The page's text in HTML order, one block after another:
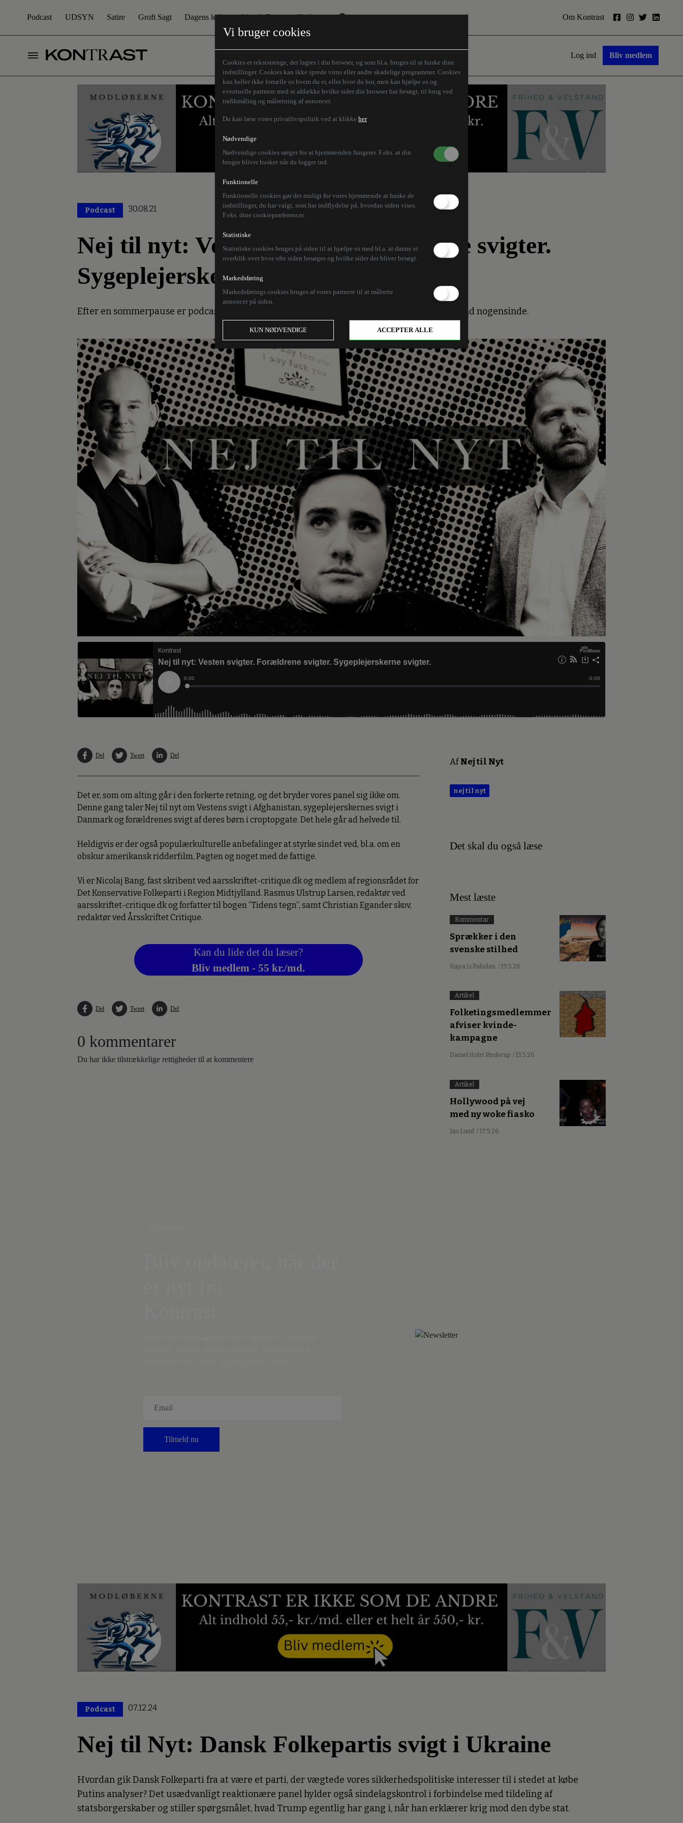
Vi bruger cookies
Cookies er tekststrenge, der lagres i din browser, og som bl.a. bruges til at huske dine
indstillinger. Cookies kan ikke sprede virus eller andre skadelige programmer. Cookies
kan heller ikke fortælle os hvem du er, eller hvor du bor, men kan hjælpe os og
eventuelle partnere med at afdække hvilke sider din browser har besøgt, til brug ved
trafikmåling og målretning af annoncer.
Du kan læse vores privatlivspolitik ved at klikke her
Nødvendige
Nødvendige cookies sørger for at hjemmesiden fungerer. F.eks. at din
bruger bliver husket når du logger ind.
Funktionelle
Funktionelle cookies gør det muligt for vores hjemmeside at huske de
indstillinger, du har valgt, som har indflydelse på, hvordan siden vises.
F.eks. dine cookiepræferencer.
Statistiske
Statistiske cookies bruges på siden til at hjælpe os med bl.a. at danne et
overblik over hvor ofte siden besøges og hvilke sider der bliver besøgt.
Markedsføring
Markedsførings cookies bruges af vores partnere til at målrette
annoncer på siden.
KUN NØDVENDIGE ACCEPTER ALLE
Podcast UDSYN Satire Groft Sagt Dagens leder Aktuelt Tema
Den borgelige brille
Humaniora forfra
Store Danskere
Skribenter
Z-aksen
Om Kontrast
Log ind Bliv medlem
Podcast 30.08.21
Nej til nyt: Vesten svigter. Forældrene svigter.
Sygeplejerskerne svigter.
Efter en sommerpause er podcasten Nej til nyt tilbage, mere vrangvillige og reaktionære end nogensinde.
Del Tweet Del
Det er, som om alting går i den forkerte retning, og det bryder vores panel sig ikke om.
Denne gang taler Nej til nyt om Vestens svigt i Afghanistan, sygeplejerskernes svigt i
Danmark og forældrenes svigt af deres børn i croptopgate. Det hele går ad helvede til.
Heldigvis er der også populærkulturelle anbefalinger at styrke sindet ved, bl.a. om en
obskur amerikansk ridderfilm, Pagten og noget med de fattige.
Vi er Nicolaj Bang, fast skribent ved aarsskriftet-critique.dk og medlem af regionsrådet for
Det Konservative Folkeparti i Region Midtjylland. Rasmus Ulstrup Larsen, redaktør ved
aarsskriftet-critique.dk og forfatter til bogen ”Tidens tegn”, samt Christian Egander skov,
redaktør ved Årsskriftet Critique.
Kan du lide det du læser?
Bliv medlem - 55 kr./md.
Del Tweet Del
0 kommentarer
Du har ikke tilstrækkelige rettigheder til at kommentere
AfNej til Nyt
nej til nyt
Det skal du også læse
Mest læste
Kommentar
Sprækker i den
svenske stilhed
Kajsa Li Paludan / 19.5.26
Artikel
Folketingsmedlemmer
afviser kvinde-
kampagne
Daniel Holst Pinderup / 13.5.26
Artikel
Hollywood på vej
med ny woke fiasko
Jan Lund / 17.5.26
Tilmeld nu
Podcast 07.12.24
Nej til Nyt: Dansk Folkepartis svigt i Ukraine
Hvordan gik Dansk Folkeparti fra at være et parti, der vægtede vores sikkerhedspolitiske interesser til i stedet at købe
Putins analyser? Det usædvanligt reaktionære panel hylder også sindelagskontrol i forbindelse med tildeling af
statsborgerskaber og stiller spørgsmålet, hvad Trump egentlig har gang i, når han erklærer krig mod den dybe stat.